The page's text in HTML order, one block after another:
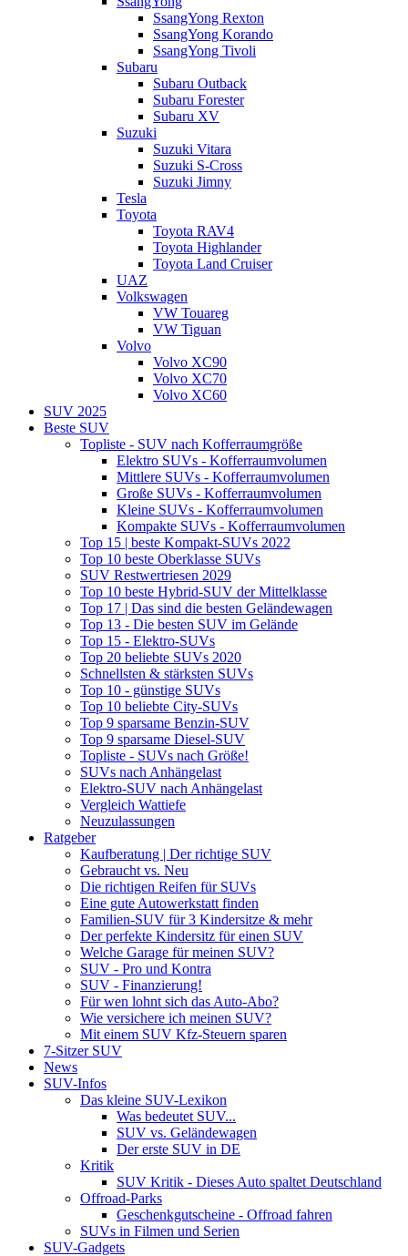
SsangYong Rexton
SsangYong Korando
SsangYong Tivoli
Subaru
Subaru Outback
Subaru Forester
Subaru XV
Suzuki
Suzuki Vitara
Suzuki S-Cross
Suzuki Jimny
Tesla
Toyota
Toyota RAV4
Toyota Highlander
Toyota Land Cruiser
UAZ
Volkswagen
VW Touareg
VW Tiguan
Volvo
Volvo XC90
Volvo XC70
Volvo XC60
SUV 2025
Beste SUV
Topliste - SUV nach Kofferraumgröße
Elektro SUVs - Kofferraumvolumen
Mittlere SUVs - Kofferraumvolumen
Große SUVs - Kofferraumvolumen
Kleine SUVs - Kofferraumvolumen
Kompakte SUVs - Kofferraumvolumen
Top 15 | beste Kompakt-SUVs 2022
Top 10 beste Oberklasse SUVs
SUV Restwertriesen 2029
Top 10 beste Hybrid-SUV der Mittelklasse
Top 17 | Das sind die besten Geländewagen
Top 13 - Die besten SUV im Gelände
Top 15 - Elektro-SUVs
Top 20 beliebte SUVs 2020
Schnellsten & stärksten SUVs
Top 10 - günstige SUVs
Top 10 beliebte City-SUVs
Top 9 sparsame Benzin-SUV
Top 9 sparsame Diesel-SUV
Topliste - SUVs nach Größe!
SUVs nach Anhängelast
Elektro-SUV nach Anhängelast
Vergleich Wattiefe
Neuzulassungen
Ratgeber
Kaufberatung | Der richtige SUV
Gebraucht vs. Neu
Die richtigen Reifen für SUVs
Eine gute Autowerkstatt finden
Familien-SUV für 3 Kindersitze & mehr
Der perfekte Kindersitz für einen SUV
Welche Garage für meinen SUV?
SUV - Pro und Kontra
SUV - Finanzierung!
Für wen lohnt sich das Auto-Abo?
Wie versichere ich meinen SUV?
Mit einem SUV Kfz-Steuern sparen
7-Sitzer SUV
News
SUV-Infos
Das kleine SUV-Lexikon
Was bedeutet SUV...
SUV vs. Geländewagen
Der erste SUV in DE
Kritik
SUV Kritik - Dieses Auto spaltet Deutschland
Offroad-Parks
Geschenkgutscheine - Offroad fahren
SUVs in Filmen und Serien
SUV-Gadgets